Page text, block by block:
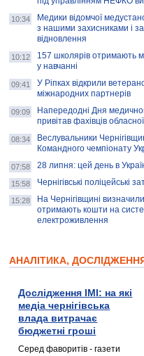
10:34
Медики відомчої
з нашими захисниками і
відновлення
10:12
157 школярів отримають
у навчанні
09:41
У Ріпках відкрили
міжнародних партнерів
09:09
Напередодні Дня
привітав фахівців
08:34
Веслувальники
Командного чемпіонату
07:58 28 липня: цей день в Україні
15:58 Чернігівські поліцейські
15:28
На Чернігівщині
отримають кошти на
електроживлення
АНАЛІТИКА,
Дослідження ІМІ: на які
медіа чернігівська
влада витрачає
бюджетні гроші
Серед фаворитів - газети